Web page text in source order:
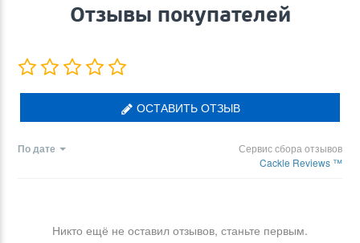
Отзывы покупателей
ОСТАВИТЬ ОТЗЫВ
По дате
Сервис сбора отзывов
Cackle Reviews ™
Никто ещё не оставил отзывов, станьте первым.